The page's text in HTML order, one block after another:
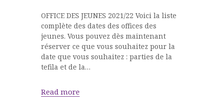
OFFICE DES JEUNES 2021/22 Voici la liste
complète des dates des offices des
jeunes. Vous pouvez dès maintenant
réserver ce que vous souhaitez pour la
date que vous souhaitez : parties de la
tefila et de la…
Read more